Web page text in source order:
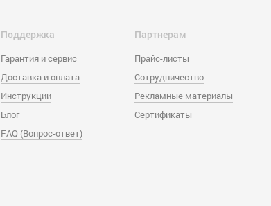
Поддержка
Гарантия и сервис
Доставка и оплата
Инструкции
Блог
FAQ (Вопрос-ответ)
Партнерам
Прайс-листы
Сотрудничество
Рекламные материалы
Сертификаты